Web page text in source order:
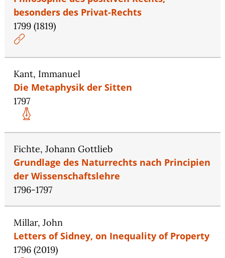
besonders des Privat-Rechts
1799 (1819)
Kant, Immanuel
Die Metaphysik der Sitten
1797
Fichte, Johann Gottlieb
Grundlage des Naturrechts nach Principien
der Wissenschaftslehre
1796-1797
Millar, John
Letters of Sidney, on Inequality of Property
1796 (2019)